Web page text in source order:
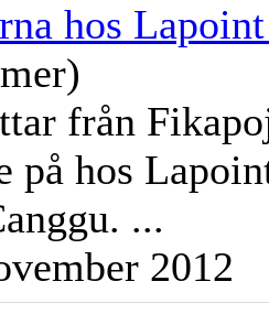
hos
från
på hos
...
2012